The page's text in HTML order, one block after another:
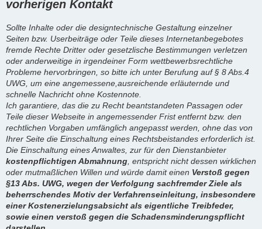
vorherigen Kontakt
Sollte Inhalte oder die designtechnische Gestaltung einzelner
Seiten bzw. Userbeiträge oder Teile dieses Internetanbegebotes
fremde Rechte Dritter oder gesetzlische Bestimmungen verletzen
oder anderweitige in irgendeiner Form wettbewerbsrechtliche
Probleme hervorbringen, so bitte ich unter Berufung auf § 8 Abs.4
UWG, um eine angemessene,ausreichende erläuternde und
schnelle Nachricht ohne Kostennote.
Ich garantiere, das die zu Recht beantstandeten Passagen oder
Teile dieser Webseite in angemessender Frist entfernt bzw. den
rechtlichen Vorgaben umfänglich angepasst werden, ohne das von
Ihrer Seite die Einschaltung eines Rechtsbeistandes erforderlich ist.
Die Einschaltung eines Anwaltes, zur für den Dienstanbieter
kostenpflichtigen Abmahnung , entspricht nicht dessen wirklichen
oder mutmaßlichen Willen und würde damit einen Verstoß gegen
§13 Abs. UWG, wegen der Verfolgung sachfremder Ziele als
beherrschendes Motiv der Verfahrenseinleitung, insbesondere
einer Kostenerzielungsabsicht als eigentliche Treibfeder,
sowie einen verstoß gegen die Schadensminderungspflicht